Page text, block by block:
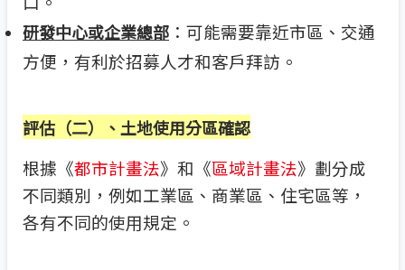
研發中心或企業總部 ：可能需要靠近市區、交通
方便，有利於招募人才和客戶拜訪。
評估（二）、土地使用分區確認
根據《都市計畫法》和《區域計畫法》劃分成
不同類別，例如工業區、商業區、住宅區等，
各有不同的使用規定。